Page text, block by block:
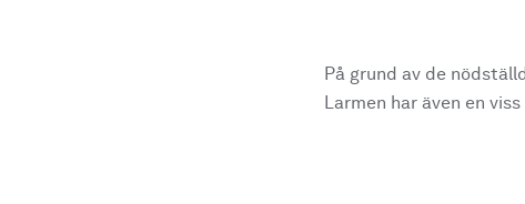
På grund av de
Larmen har även en